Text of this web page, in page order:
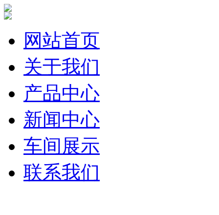
网站首页
关于我们
产品中心
新闻中心
车间展示
联系我们